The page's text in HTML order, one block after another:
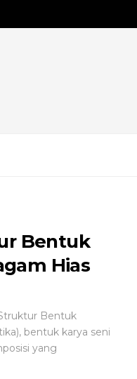
Bentuk
Hias
Bentuk
bentuk karya seni
yang